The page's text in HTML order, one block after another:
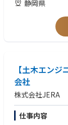
静岡県
【土木エン
会社
株式会社JERA
仕事内容